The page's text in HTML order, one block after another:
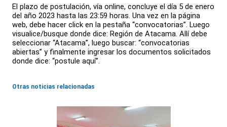
El plazo de postulación, vía online, concluye el día 5 de enero
del año 2023 hasta las 23:59 horas. Una vez en la página
web, debe hacer click en la pestaña “convocatorias”. Luego
visualice/busque donde dice: Región de Atacama. Allí debe
seleccionar “Atacama”, luego buscar: “convocatorias
abiertas” y finalmente ingresar los documentos solicitados
donde dice: “postule aquí”.
Otras noticias relacionadas